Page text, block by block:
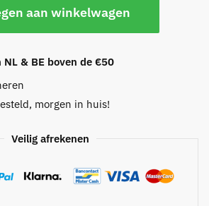
aan winkelwagen
& BE boven de €50
morgen in huis!
Veilig afrekenen